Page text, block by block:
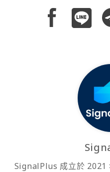
SignalPlus 成立於 2021